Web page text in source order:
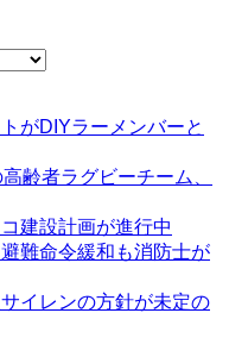
がDIYラーメンバーと
齢者ラグビーチーム、
建設計画が進行中
難命令緩和も消防士が
イレンの方針が未定の